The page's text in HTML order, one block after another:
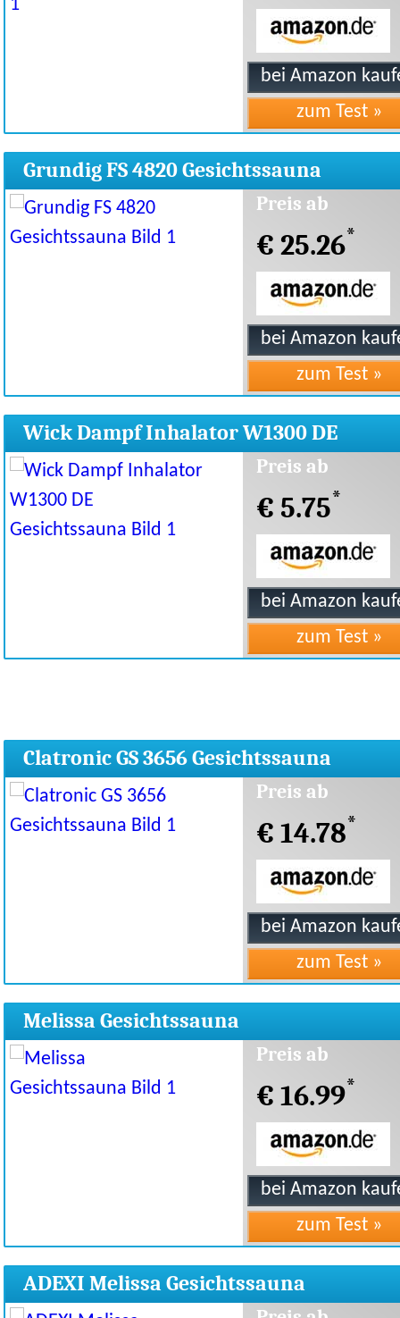
Grundig FS 4820 Gesichtssauna
Preis ab
€ 25.26*
Wick Dampf Inhalator W1300 DE
Gesichtssauna
Preis ab
€ 5.75*
Clatronic GS 3656 Gesichtssauna
Preis ab
€ 14.78*
Melissa Gesichtssauna
Preis ab
€ 16.99*
ADEXI Melissa Gesichtssauna